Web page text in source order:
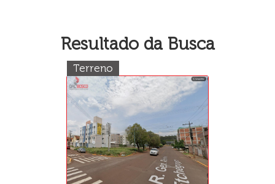
Resultado da Busca
Terreno